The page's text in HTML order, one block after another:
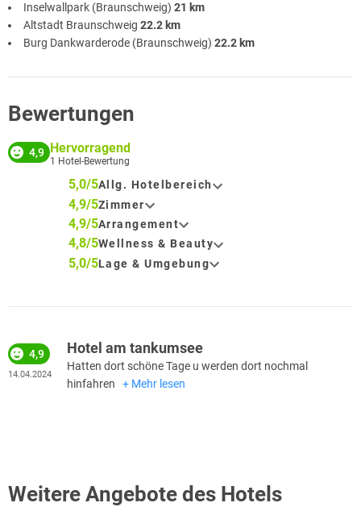
Inselwallpark (Braunschweig) 21 km
Altstadt Braunschweig 22.2 km
Burg Dankwarderode (Braunschweig) 22.2 km
Bewertungen
4,9 Hervorragend
1 Hotel-Bewertung
5,0/5Allg. Hotelbereich
4,9/5Zimmer
4,9/5Arrangement
4,8/5Wellness & Beauty
5,0/5Lage & Umgebung
Hotel am tankumsee
4,9
14.04.2024
Hatten dort schöne Tage u werden dort nochmal
hinfahren
Mehr lesen
Weitere Angebote des Hotels